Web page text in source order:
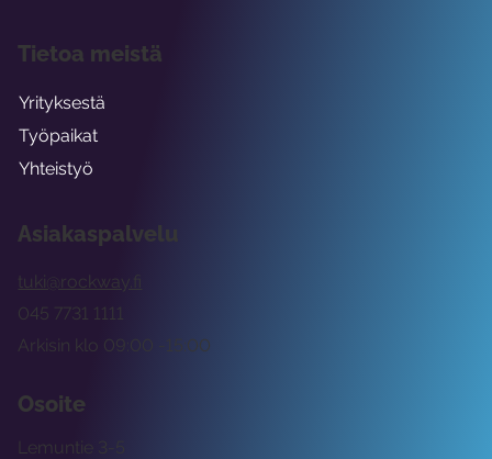
Asiakaspalvelu
tuki@rockway.fi
Arkisin klo 09:00 -15:00
045 7731 1111
Osoite
Lemuntie 3-5
Tietoa meistä
Yrityksestä
Työpaikat
Yhteistyö